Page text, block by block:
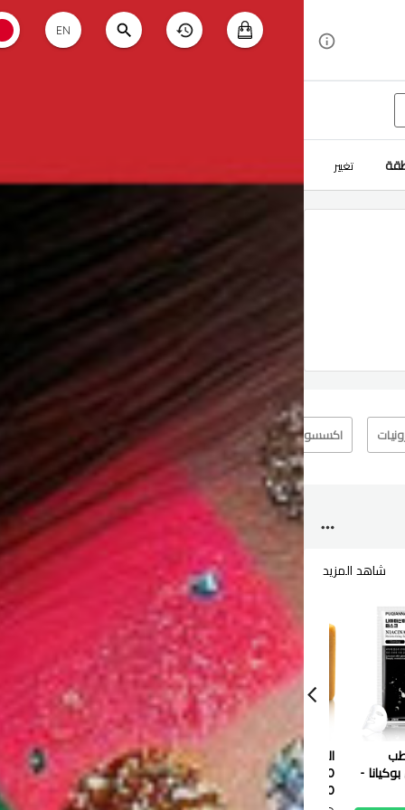
EN
تغيير
اكسسوارت الآخرين عطر
شاهد المزيد
-
الطاووس صابون طبيعي
120 جم
0.550 دب
قناع ترطيب الشفاه بالتوت
الأزرق من سادور - 8 جرام
0.100 دب